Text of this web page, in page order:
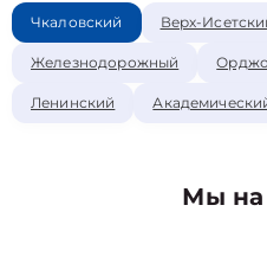
Чкаловский Верх-
Железнодорожный
Ленинский
Мы на